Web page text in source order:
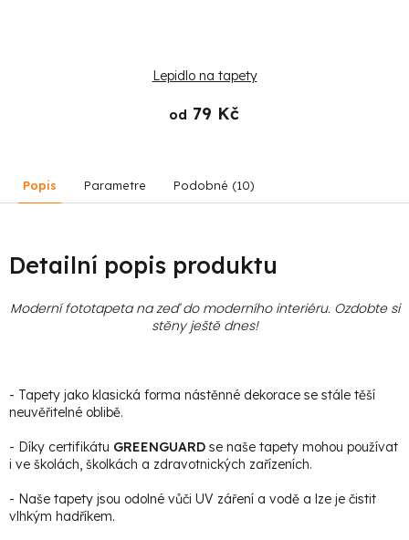
Lepidlo na tapety
od 79 Kč
Popis Parametre Podobné (10)
Detailní popis produktu
Moderní fototapeta na zeď do moderního interiéru. Ozdobte si
stěny ještě dnes!
- Tapety jako klasická forma nástěnné dekorace se stále těší
neuvěřitelné oblibě.
- Díky certifikátu GREENGUARD se naše tapety mohou používat
i ve školách, školkách a zdravotnických zařízeních.
- Naše tapety jsou odolné vůči UV záření a vodě a lze je čistit
vlhkým hadříkem.